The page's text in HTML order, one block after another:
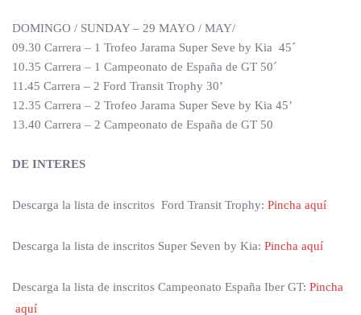
DOMINGO / SUNDAY – 29 MAYO / MAY/
09.30 Carrera – 1 Trofeo Jarama Super Seve by Kia 45´
10.35 Carrera – 1 Campeonato de España de GT 50´
11.45 Carrera – 2 Ford Transit Trophy 30’
12.35 Carrera – 2 Trofeo Jarama Super Seve by Kia 45’
13.40 Carrera – 2 Campeonato de España de GT 50
DE INTERES
Descarga la lista de inscritos Ford Transit Trophy: Pincha aquí
Descarga la lista de inscritos Super Seven by Kia: Pincha aquí
Descarga la lista de inscritos Campeonato España Iber GT: Pincha
aquí